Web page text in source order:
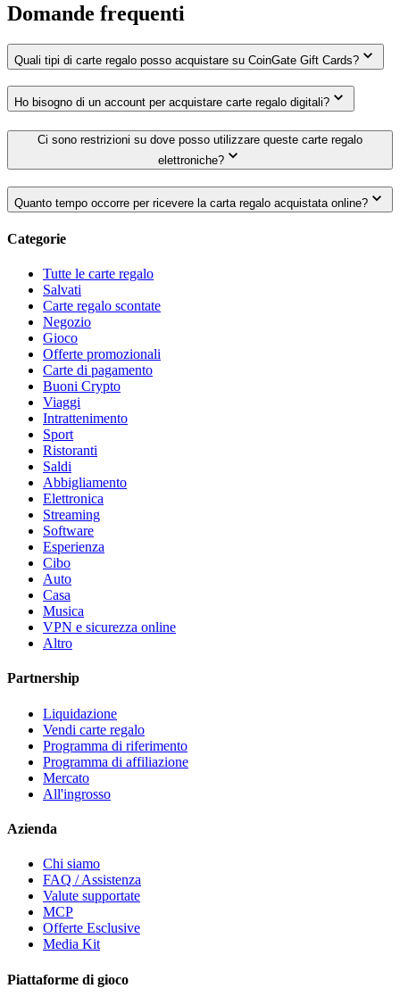
Domande frequenti
Quali tipi di carte regalo posso acquistare su CoinGate Gift Cards?
Ho bisogno di un account per acquistare carte regalo digitali?
Ci sono restrizioni su dove posso utilizzare queste carte regalo
elettroniche?
Quanto tempo occorre per ricevere la carta regalo acquistata online?
Categorie
Tutte le carte regalo
Salvati
Carte regalo scontate
Negozio
Gioco
Offerte promozionali
Carte di pagamento
Buoni Crypto
Viaggi
Intrattenimento
Sport
Ristoranti
Saldi
Abbigliamento
Elettronica
Streaming
Software
Esperienza
Cibo
Auto
Casa
Musica
VPN e sicurezza online
Altro
Partnership
Liquidazione
Vendi carte regalo
Programma di riferimento
Programma di affiliazione
Mercato
All'ingrosso
Azienda
Chi siamo
FAQ / Assistenza
Valute supportate
MCP
Offerte Esclusive
Media Kit
Piattaforme di gioco